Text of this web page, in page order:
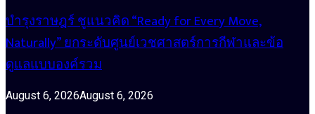
บำรุงราษฎร์ ชูแนวคิด “Ready for Every Move,
Naturally” ยกระดับศูนย์เวชศาสตร์การกีฬาและข้อ
ดูแลแบบองค์รวม
August 6, 2026August 6, 2026